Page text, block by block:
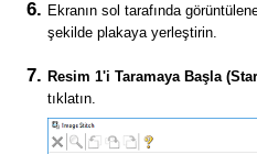
Ekranın sol tarafında
şekilde plakaya yerleştirin.
Resim 1'i Taramaya Başla
tıklatın.